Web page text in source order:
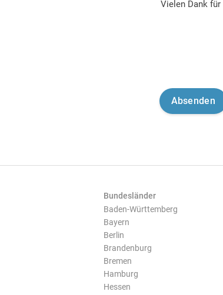
Vielen Dank
Bundesländer
Baden-Württemberg
Bayern
Berlin
Brandenburg
Bremen
Hamburg
Hessen